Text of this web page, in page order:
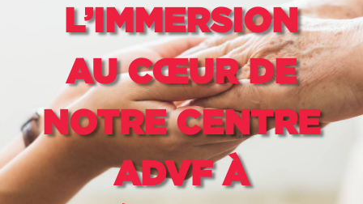
L’IMMERSION
AU CŒUR DE
NOTRE CENTRE
ADVF À